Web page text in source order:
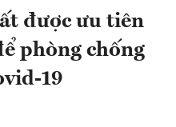
được ưu tiên
phòng chống
19